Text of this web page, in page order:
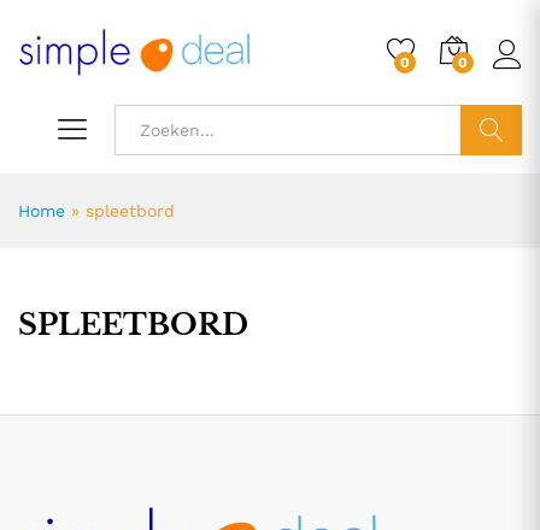
0 0
Home » spleetbord
SPLEETBORD